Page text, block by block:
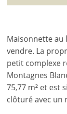
Maisonnette au
vendre. La
petit complexe
Montagnes
75,77 m² et est
clôturé avec un